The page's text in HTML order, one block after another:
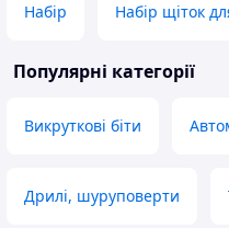
Набір Набір щіток
Популярні категорії
Викруткові біти
Дрилі, шуруповерти